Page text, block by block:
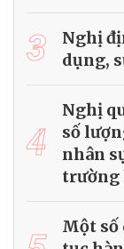
3
Nghị
dụng,
4
Nghị
số
nhân
trường
Một số